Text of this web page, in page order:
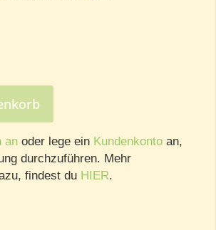
an oder lege ein Kundenkonto an,
durchzuführen. Mehr
findest du HIER.